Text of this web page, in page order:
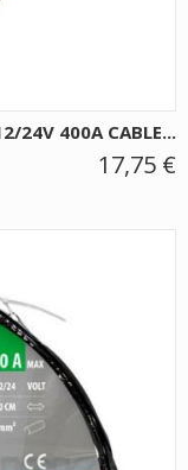
24V 400A CABLE...
17,75 €